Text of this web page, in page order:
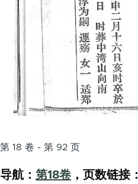
第 18 卷 - 第 92 页
导航： 第18卷 ，页数链接：